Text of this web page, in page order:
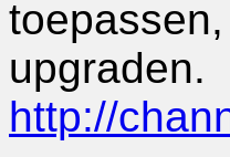
upgraden.
http://